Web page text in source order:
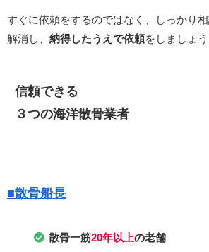
すぐに依頼をするのではなく、しっかり
解消し、 納得したうえで依頼をしましょう
信頼できる
３つの海洋散骨業者
■散骨船長
散骨一筋20年以上の老舗